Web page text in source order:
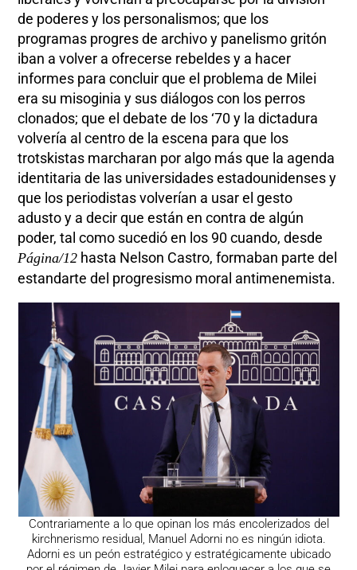
de poderes y los personalismos; que los
programas progres de archivo y panelismo gritón
iban a volver a ofrecerse rebeldes y a hacer
informes para concluir que el problema de Milei
era su misoginia y sus diálogos con los perros
clonados; que el debate de los ‘70 y la dictadura
volvería al centro de la escena para que los
trotskistas marcharan por algo más que la agenda
identitaria de las universidades estadounidenses y
que los periodistas volverían a usar el gesto
adusto y a decir que están en contra de algún
poder, tal como sucedió en los 90 cuando, desde
Página/12 hasta Nelson Castro, formaban parte del
estandarte del progresismo moral antimenemista.
Contrariamente a lo que opinan los más encolerizados del
kirchnerismo residual, Manuel Adorni no es ningún idiota.
Adorni es un peón estratégico y estratégicamente ubicado